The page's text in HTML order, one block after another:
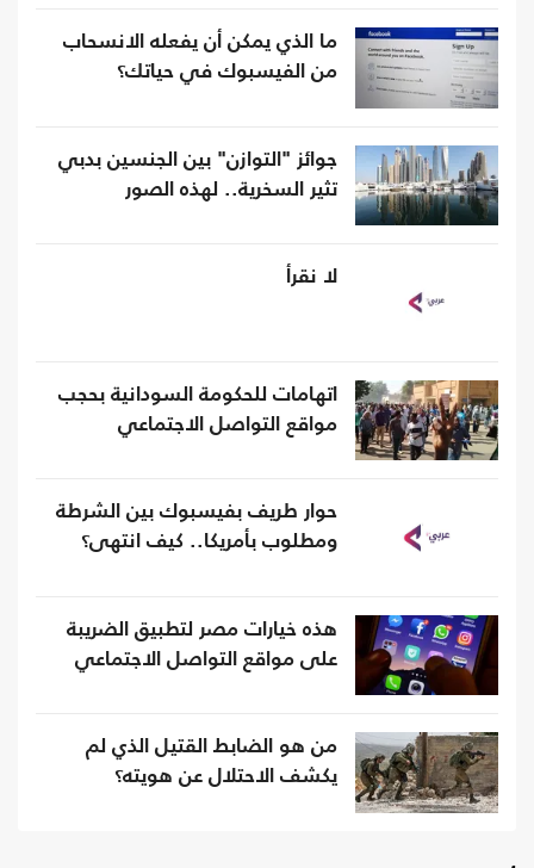
ما الذي يمكن أن يفعله الانسحاب
من الفيسبوك في حياتك؟
جوائز "التوازن" بين الجنسين بدبي
تثير السخرية.. لهذه الصور
لا نقرأ
اتهامات للحكومة السودانية بحجب
مواقع التواصل الاجتماعي
حوار طريف بفيسبوك بين الشرطة
ومطلوب بأمريكا.. كيف انتهى؟
هذه خيارات مصر لتطبيق الضريبة
على مواقع التواصل الاجتماعي
من هو الضابط القتيل الذي لم
يكشف الاحتلال عن هويته؟